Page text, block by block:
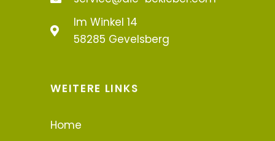
Im Winkel 14
58285 Gevelsberg
WEITERE LINKS
Home